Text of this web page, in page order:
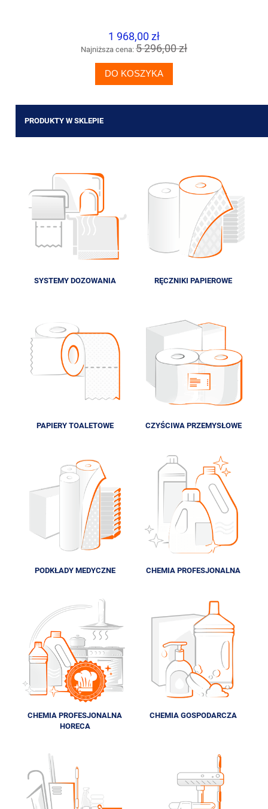
1 968,00 zł
Najniższa cena: 5 296,00 zł
DO KOSZYKA
PRODUKTY W SKLEPIE
SYSTEMY DOZOWANIA RĘCZNIKI PAPIEROWE
PAPIERY TOALETOWE CZYŚCIWA PRZEMYSŁOWE
PODKŁADY MEDYCZNE CHEMIA PROFESJONALNA
CHEMIA PROFESJONALNA
HORECA
CHEMIA GOSPODARCZA